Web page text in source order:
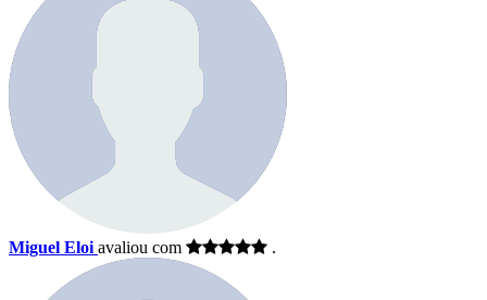
Miguel Eloi avaliou com .